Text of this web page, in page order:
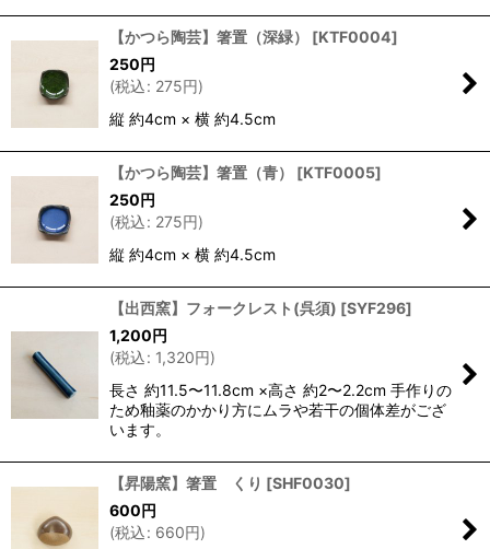
【かつら陶芸】箸置（深緑） [KTF0004]
250円
(税込: 275円)
縦 約4cm × 横 約4.5cm
【かつら陶芸】箸置（青） [KTF0005]
250円
(税込: 275円)
縦 約4cm × 横 約4.5cm
【出西窯】フォークレスト(呉須) [SYF296]
1,200円
(税込: 1,320円)
長さ 約11.5〜11.8cm ×高さ 約2〜2.2cm 手作りの
ため釉薬のかかり方にムラや若干の個体差がござ
います。
【昇陽窯】箸置 くり [SHF0030]
600円
(税込: 660円)